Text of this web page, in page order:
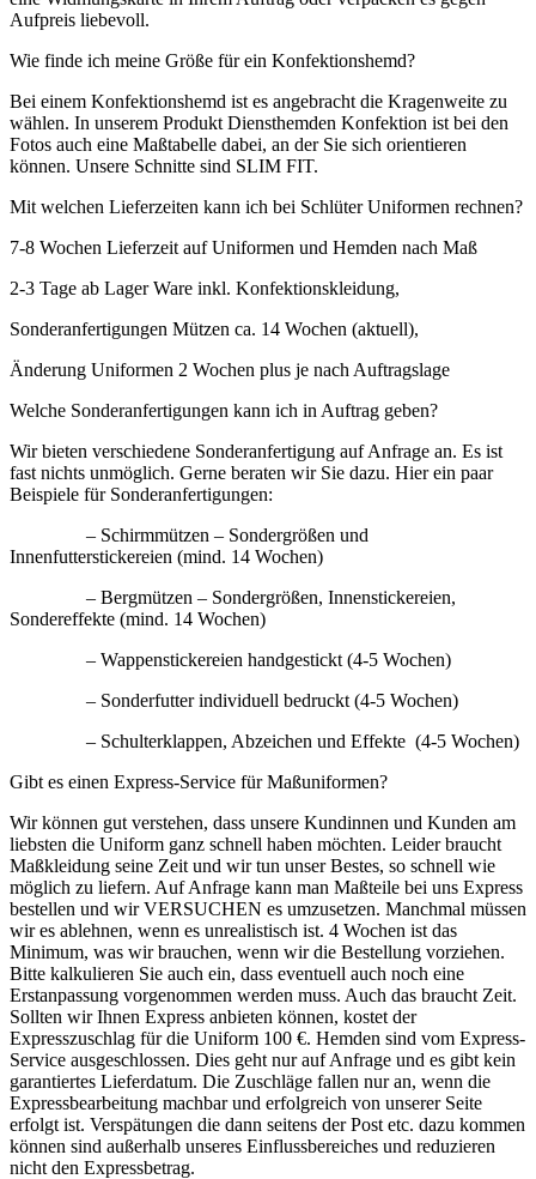
Aufpreis liebevoll.
Wie finde ich meine Größe für ein Konfektionshemd?
Bei einem Konfektionshemd ist es angebracht die Kragenweite zu
wählen. In unserem Produkt Diensthemden Konfektion ist bei den
Fotos auch eine Maßtabelle dabei, an der Sie sich orientieren
können. Unsere Schnitte sind SLIM FIT.
Mit welchen Lieferzeiten kann ich bei Schlüter Uniformen rechnen?
7-8 Wochen Lieferzeit auf Uniformen und Hemden nach Maß
2-3 Tage ab Lager Ware inkl. Konfektionskleidung,
Sonderanfertigungen Mützen ca. 14 Wochen (aktuell),
Änderung Uniformen 2 Wochen plus je nach Auftragslage
Welche Sonderanfertigungen kann ich in Auftrag geben?
Wir bieten verschiedene Sonderanfertigung auf Anfrage an. Es ist
fast nichts unmöglich. Gerne beraten wir Sie dazu. Hier ein paar
Beispiele für Sonderanfertigungen:
– Schirmmützen – Sondergrößen und
Innenfutterstickereien (mind. 14 Wochen)
– Bergmützen – Sondergrößen, Innenstickereien,
Sondereffekte (mind. 14 Wochen)
– Wappenstickereien handgestickt (4-5 Wochen)
– Sonderfutter individuell bedruckt (4-5 Wochen)
– Schulterklappen, Abzeichen und Effekte (4-5 Wochen)
Gibt es einen Express-Service für Maßuniformen?
Wir können gut verstehen, dass unsere Kundinnen und Kunden am
liebsten die Uniform ganz schnell haben möchten. Leider braucht
Maßkleidung seine Zeit und wir tun unser Bestes, so schnell wie
möglich zu liefern. Auf Anfrage kann man Maßteile bei uns Express
bestellen und wir VERSUCHEN es umzusetzen. Manchmal müssen
wir es ablehnen, wenn es unrealistisch ist. 4 Wochen ist das
Minimum, was wir brauchen, wenn wir die Bestellung vorziehen.
Bitte kalkulieren Sie auch ein, dass eventuell auch noch eine
Erstanpassung vorgenommen werden muss. Auch das braucht Zeit.
Sollten wir Ihnen Express anbieten können, kostet der
Expresszuschlag für die Uniform 100 €. Hemden sind vom Express-
Service ausgeschlossen. Dies geht nur auf Anfrage und es gibt kein
garantiertes Lieferdatum. Die Zuschläge fallen nur an, wenn die
Expressbearbeitung machbar und erfolgreich von unserer Seite
erfolgt ist. Verspätungen die dann seitens der Post etc. dazu kommen
können sind außerhalb unseres Einflussbereiches und reduzieren
nicht den Expressbetrag.